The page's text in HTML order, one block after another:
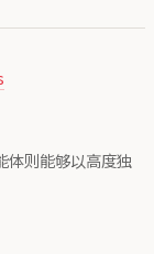
体则能够以高度独